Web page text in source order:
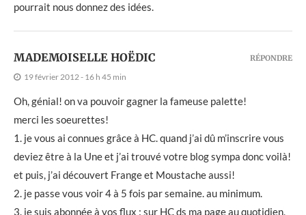
pourrait nous donnez des idées.
MADEMOISELLE HOËDIC
19 février 2012 - 16 h 45 min
Oh, génial! on va pouvoir gagner la fameuse palette!
merci les soeurettes!
1. je vous ai connues grâce à HC. quand j’ai dû m’inscrire vous
deviez être à la Une et j’ai trouvé votre blog sympa donc voilà!
et puis, j’ai découvert Frange et Moustache aussi!
2. je passe vous voir 4 à 5 fois par semaine. au minimum.
3. je suis abonnée à vos flux : sur HC ds ma page au quotidien,
RÉPONDRE